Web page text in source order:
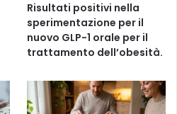
Risultati positivi nella
sperimentazione per il
nuovo GLP-1 orale per il
trattamento dell’obesità.